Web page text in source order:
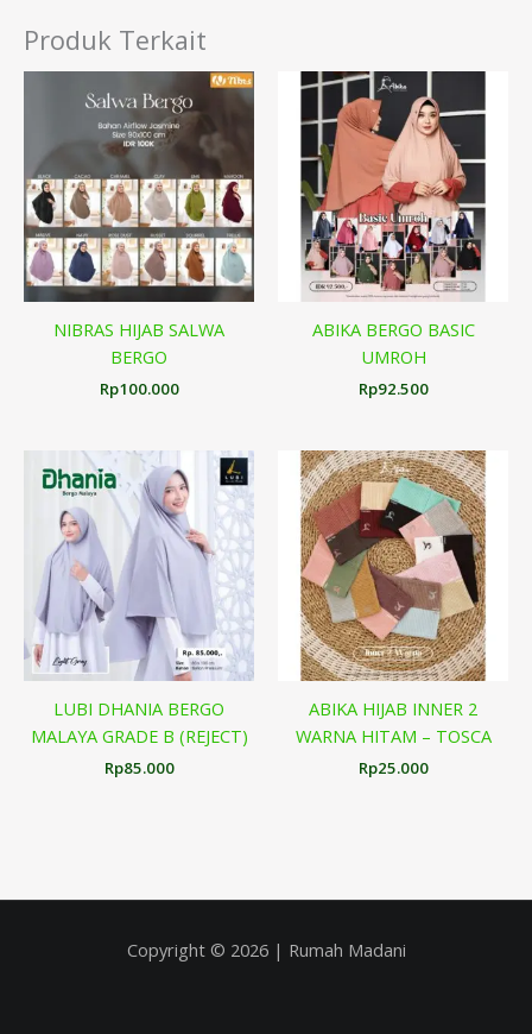
Produk Terkait
NIBRAS HIJAB SALWA
BERGO
Rp100.000
ABIKA BERGO BASIC
UMROH
Rp92.500
LUBI DHANIA BERGO
MALAYA GRADE B (REJECT)
Rp85.000
ABIKA HIJAB INNER 2
WARNA HITAM – TOSCA
Rp25.000
Copyright © 2026 | Rumah Madani